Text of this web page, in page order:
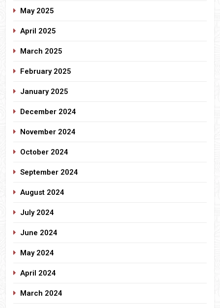
May 2025
April 2025
March 2025
February 2025
January 2025
December 2024
November 2024
October 2024
September 2024
August 2024
July 2024
June 2024
May 2024
April 2024
March 2024